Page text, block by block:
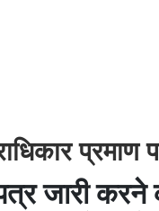
प्रमाण
जारी